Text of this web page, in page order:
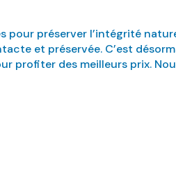
préserver l’intégrité
et préservée. C’est
profiter des meilleurs prix.